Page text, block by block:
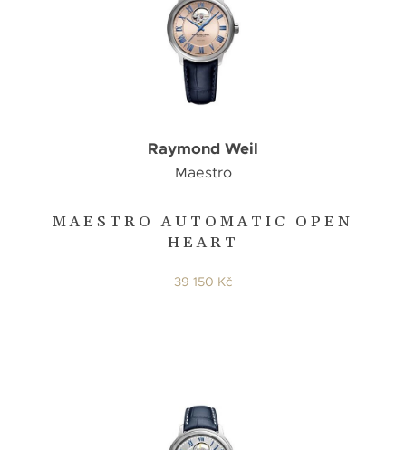
MAESTRO AUTOMATIC OPEN
HEART
Raymond Weil
Maestro
39 150 Kč